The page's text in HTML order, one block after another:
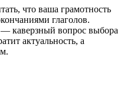
что ваша грамотность
глаголов.
каверзный вопрос выбора
актуальность, а